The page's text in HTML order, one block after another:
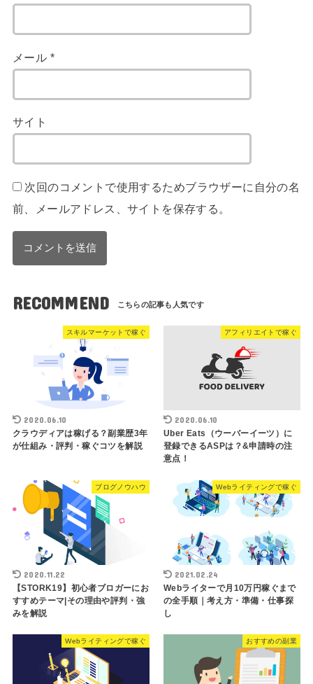
メール *
サイト
次回のコメントで使用するためブラウザーに自分の名
前、メールアドレス、サイトを保存する。
RECOMMEND
スキルマーケットで稼ぐ
2020.06.10
クラウディアは稼げる？副業歴3年
が仕組み・評判・稼ぐコツを解説
アフィリエイトで稼ぐ
2020.06.10
Uber Eats（ウーバーイーツ）に
登録できるASPは？&申請時の注
意点！
ブログノウハウ
2020.11.22
【STORK19】初心者ブロガーにお
すすめテーマ|その理由や評判・強
みを解説
Webライティングで稼ぐ
2021.02.24
Webライターで月10万円稼ぐまで
の全手順｜考え方・準備・仕事探
し
Webライティングで稼ぐ おすすめの副業